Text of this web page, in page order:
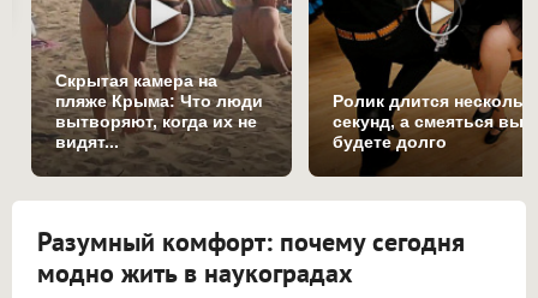
Скрытая камера на
пляже Крыма: Что люди
вытворяют, когда их не
видят...
Ролик длится
секунд, а смеяться вы
будете долго
Разумный комфорт: почему сегодня
модно жить в наукоградах